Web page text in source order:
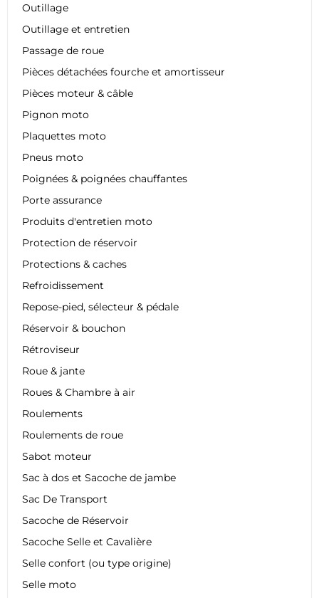
Outillage
Outillage et entretien
Passage de roue
Pièces détachées fourche et amortisseur
Pièces moteur & câble
Pignon moto
Plaquettes moto
Pneus moto
Poignées & poignées chauffantes
Porte assurance
Produits d'entretien moto
Protection de réservoir
Protections & caches
Refroidissement
Repose-pied, sélecteur & pédale
Réservoir & bouchon
Rétroviseur
Roue & jante
Roues & Chambre à air
Roulements
Roulements de roue
Sabot moteur
Sac à dos et Sacoche de jambe
Sac De Transport
Sacoche de Réservoir
Sacoche Selle et Cavalière
Selle confort (ou type origine)
Selle moto